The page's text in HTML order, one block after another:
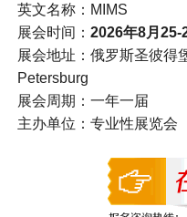
英文名称：MIMS
展会时间： 2026年8月25-
展会地址：俄罗斯圣彼得
Petersburg
展会周期：一年一届
主办单位：专业性展览会